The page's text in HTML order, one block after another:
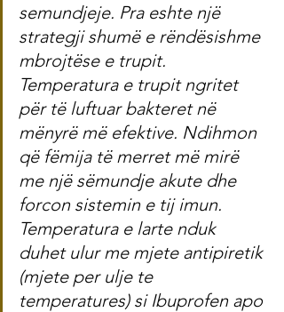
semundjeje. Pra eshte një
strategji shumë e rëndësishme
mbrojtëse e trupit.
Temperatura e trupit ngritet
për të luftuar bakteret në
mënyrë më efektive. Ndihmon
që fëmija të merret më mirë
me një sëmundje akute dhe
forcon sistemin e tij imun.
Temperatura e larte nduk
duhet ulur me mjete antipiretik
(mjete per ulje te
temperatures) si Ibuprofen apo